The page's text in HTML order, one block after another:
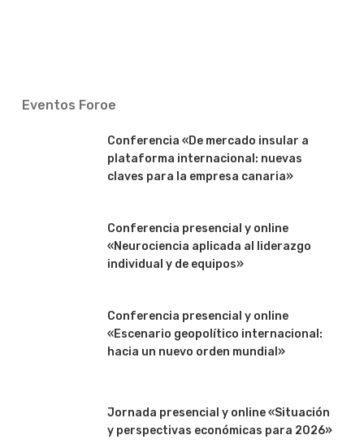
Eventos Foroe
Conferencia «De mercado insular a
plataforma internacional: nuevas
claves para la empresa canaria»
Conferencia presencial y online
«Neurociencia aplicada al liderazgo
individual y de equipos»
Conferencia presencial y online
«Escenario geopolítico internacional:
hacia un nuevo orden mundial»
Jornada presencial y online «Situación
y perspectivas económicas para 2026»